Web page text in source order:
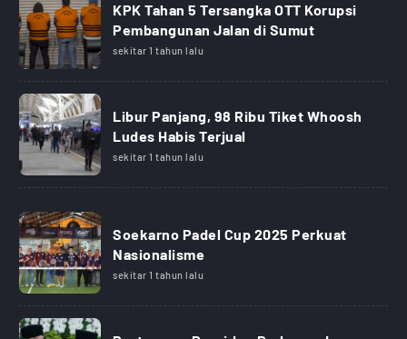
KPK Tahan 5 Tersangka OTT Korupsi
Pembangunan Jalan di Sumut
sekitar 1 tahun lalu
Libur Panjang, 98 Ribu Tiket Whoosh
Ludes Habis Terjual
sekitar 1 tahun lalu
Soekarno Padel Cup 2025 Perkuat
Nasionalisme
sekitar 1 tahun lalu